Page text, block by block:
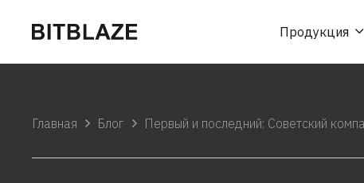
Продукция
Главная Блог Первый и последний: Советский